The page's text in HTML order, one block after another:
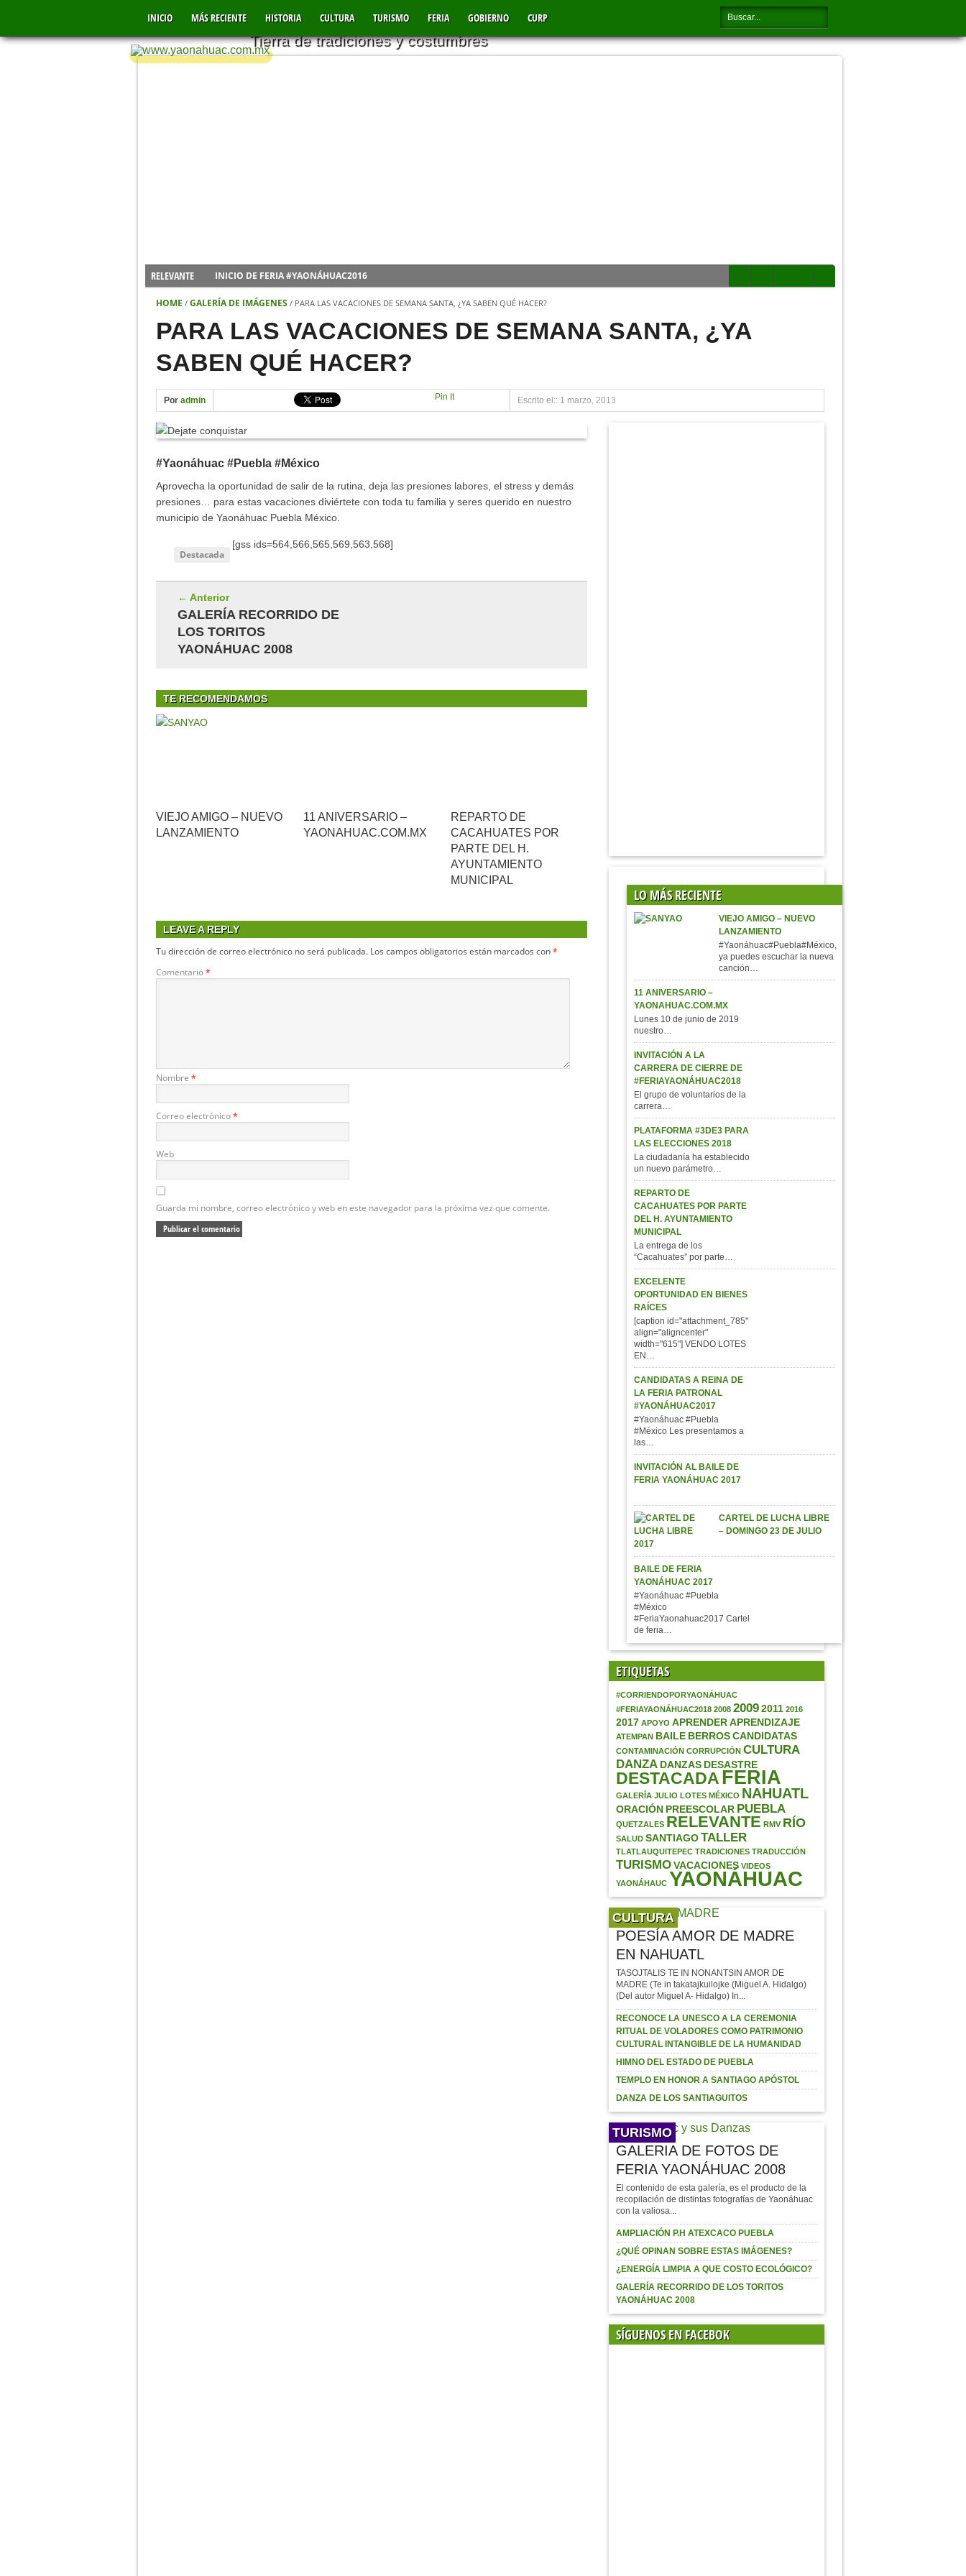
INICIO MÁS RECIENTE HISTORIA CULTURA TURISMO FERIA GOBIERNO CURP
MÉXICO
Tierra de tradiciones y costumbres
RELEVANTE
INICIO DE FERIA #YAONÁHUAC2016
VIDEO DE LOS FUERTES VIENTOS
IMÁGENES DE FERIA YAONÁHUAC 2012
DÍA INTERNACIONAL DE LA MUJER
CONTAMINACIÓN DEL RÍO «LOS BERROS»
HOME / GALERÍA DE IMÁGENES / PARA LAS VACACIONES DE SEMANA SANTA, ¿YA SABEN QUÉ HACER?
PARA LAS VACACIONES DE SEMANA SANTA, ¿YA
SABEN QUÉ HACER?
Por admin Pin It Escrito el:: 1 marzo, 2013
#Yaonáhuac #Puebla #México
Aprovecha la oportunidad de salir de la rutina, deja las presiones labores, el stress y demás
presiones… para estas vacaciones diviértete con toda tu familia y seres querido en nuestro
municipio de Yaonáhuac Puebla México.
[gss ids=564,566,565,569,563,568]
Destacada
← Anterior
GALERÍA RECORRIDO DE
LOS TORITOS
YAONÁHUAC 2008
TE RECOMENDAMOS
VIEJO AMIGO – NUEVO
LANZAMIENTO
11 ANIVERSARIO –
YAONAHUAC.COM.MX
REPARTO DE
CACAHUATES POR
PARTE DEL H.
AYUNTAMIENTO
MUNICIPAL
LEAVE A REPLY
Tu dirección de correo electrónico no será publicada. Los campos obligatorios están marcados con*
Comentario*
Nombre *
Correo electrónico*
Web
Guarda mi nombre, correo electrónico y web en este navegador para la próxima vez que comente.
LO MÁS RECIENTE
VIEJO AMIGO – NUEVO
LANZAMIENTO
#Yaonáhuac#Puebla#México,
ya puedes escuchar la nueva
canción…
11 ANIVERSARIO –
YAONAHUAC.COM.MX
Lunes 10 de junio de 2019
nuestro…
INVITACIÓN A LA
CARRERA DE CIERRE DE
#FERIAYAONÁHUAC2018
El grupo de voluntarios de la
carrera…
PLATAFORMA #3DE3 PARA
LAS ELECCIONES 2018
La ciudadanía ha establecido
un nuevo parámetro…
REPARTO DE
CACAHUATES POR PARTE
DEL H. AYUNTAMIENTO
MUNICIPAL
La entrega de los
“Cacahuates” por parte…
EXCELENTE
OPORTUNIDAD EN BIENES
RAÍCES
[caption id="attachment_785"
align="aligncenter"
width="615"] VENDO LOTES
EN…
CANDIDATAS A REINA DE
LA FERIA PATRONAL
#YAONÁHUAC2017
#Yaonáhuac #Puebla
#México Les presentamos a
las…
INVITACIÓN AL BAILE DE
FERIA YAONÁHUAC 2017
CARTEL DE LUCHA LIBRE
– DOMINGO 23 DE JULIO
BAILE DE FERIA
YAONÁHUAC 2017
#Yaonáhuac #Puebla
#México
#FeriaYaonahuac2017 Cartel
de feria…
ETIQUETAS
#CORRIENDOPORYAONÁHUAC
#FERIAYAONÁHUAC2018 2008 20092011 2016
2017 APOYO APRENDERAPRENDIZAJE
ATEMPAN BAILE BERROSCANDIDATAS
CONTAMINACIÓN CORRUPCIÓN CULTURA
DANZA DANZAS DESASTRE
DESTACADAFERIA
GALERÍA JULIO LOTES MÉXICO NAHUATL
ORACIÓN PREESCOLAR PUEBLA
QUETZALES RELEVANTE RMV RÍO
SALUD SANTIAGOTALLER
TLATLAUQUITEPEC TRADICIONES TRADUCCIÓN
TURISMOVACACIONES VIDEOS
YAONÁHAUC YAONÁHUAC
CULTURA
POESÍA AMOR DE MADRE
EN NAHUATL
TASOJTALIS TE IN NONANTSIN AMOR DE
MADRE (Te in takatajkuilojke (Miguel A. Hidalgo)
(Del autor Miguel A- Hidalgo) In...
RECONOCE LA UNESCO A LA CEREMONIA
RITUAL DE VOLADORES COMO PATRIMONIO
CULTURAL INTANGIBLE DE LA HUMANIDAD
HIMNO DEL ESTADO DE PUEBLA
TEMPLO EN HONOR A SANTIAGO APÓSTOL
DANZA DE LOS SANTIAGUITOS
TURISMO
GALERIA DE FOTOS DE
FERIA YAONÁHUAC 2008
El contenido de esta galería, es el producto de la
recopilación de distintas fotografías de Yaonáhuac
con la valiosa...
AMPLIACIÓN P.H ATEXCACO PUEBLA
¿QUÉ OPINAN SOBRE ESTAS IMÁGENES?
¿ENERGÍA LIMPIA A QUE COSTO ECOLÓGICO?
GALERÍA RECORRIDO DE LOS TORITOS
YAONÁHUAC 2008
SÍGUENOS EN FACEBOK